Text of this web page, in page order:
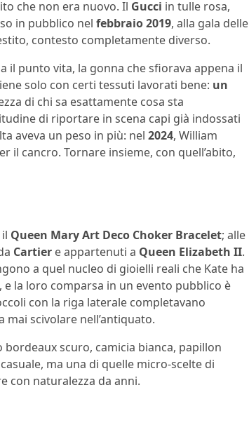
che non era nuovo. Il Gucci in tulle rosa,
in pubblico nel febbraio 2019, alla gala delle
contesto completamente diverso.
il punto vita, la gonna che sfiorava appena il
solo con certi tessuti lavorati bene: un
di chi sa esattamente cosa sta
di riportare in scena capi già indossati
aveva un peso in più: nel 2024, William
il cancro. Tornare insieme, con quell’abito,
Queen Mary Art Deco Choker Bracelet; alle
Cartier e appartenuti a Queen Elizabeth II.
a quel nucleo di gioielli reali che Kate ha
e la loro comparsa in un evento pubblico è
con la riga laterale completavano
mai scivolare nell’antiquato.
bordeaux scuro, camicia bianca, papillon
ma una di quelle micro-scelte di
con naturalezza da anni.